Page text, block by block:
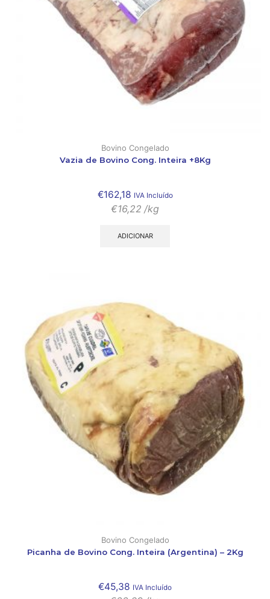
Bovino Congelado
Vazia de Bovino Cong. Inteira +8Kg
€162,18 IVA Incluído
€16,22 /kg
ADICIONAR
Bovino Congelado
Picanha de Bovino Cong. Inteira (Argentina) – 2Kg
€45,38 IVA Incluído